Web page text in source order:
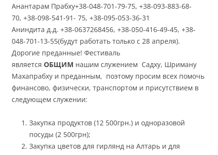
Анантарам Прабху+38-048-701-79-75, +38-093-883-68-
70, +38-098-541-91- 75, +38-095-053-36-31
Аниндита д.д. +38-0637268456, +38-050-416-49-45, +38-
048-701-13-55(будут работать только с 28 апреля).
Дорогие преданные! Фестиваль
является ОБЩИМ нашим служением Садху, Шриману
Махапрабху и преданным, поэтому просим всех помочь
финансово, физически, транспортом и присутствием в
следующем служении:
Закупка продуктов (12 500грн.) и одноразовой
посуды (2 500грн);
Закупка цветов для гирлянд на Алтарь и для